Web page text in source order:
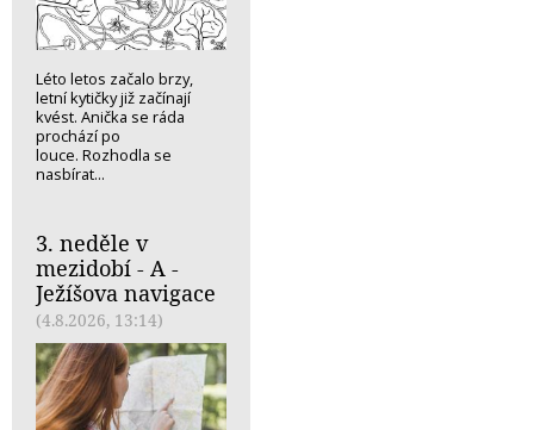
Léto letos začalo brzy,
letní kytičky již začínají
kvést. Anička se ráda
prochází po
louce. Rozhodla se
nasbírat...
3. neděle v
mezidobí - A -
Ježíšova navigace
(4.8.2026, 13:14)